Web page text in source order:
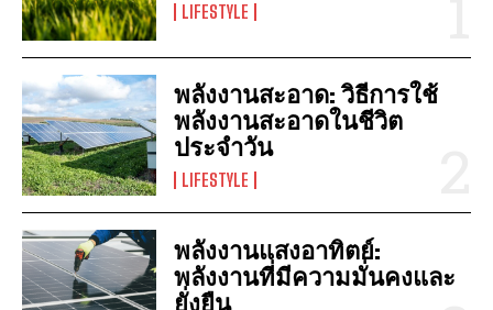
LIFESTYLE
พลังงานสะอาด: วิธีการใช้
พลังงานสะอาดในชีวิต
ประจำวัน
LIFESTYLE
พลังงานแสงอาทิตย์:
พลังงานที่มีความมั่นคงและ
ยั่งยืน